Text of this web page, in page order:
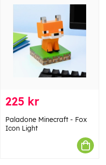
225 kr
Paladone Minecraft - Fox
Icon Light